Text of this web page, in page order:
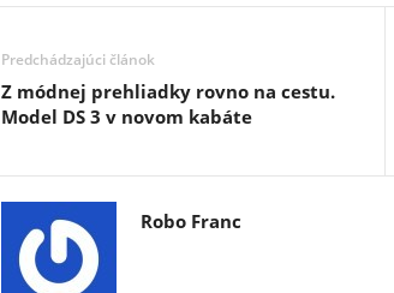
Predchádzajúci článok
Z módnej prehliadky rovno na cestu.
Model DS 3 v novom kabáte
Robo Franc